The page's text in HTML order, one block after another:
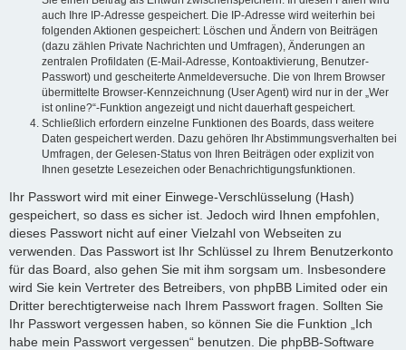
auch Ihre IP-Adresse gespeichert. Die IP-Adresse wird weiterhin bei
folgenden Aktionen gespeichert: Löschen und Ändern von Beiträgen
(dazu zählen Private Nachrichten und Umfragen), Änderungen an
zentralen Profildaten (E-Mail-Adresse, Kontoaktivierung, Benutzer-
Passwort) und gescheiterte Anmeldeversuche. Die von Ihrem Browser
übermittelte Browser-Kennzeichnung (User Agent) wird nur in der „Wer
ist online?“-Funktion angezeigt und nicht dauerhaft gespeichert.
Schließlich erfordern einzelne Funktionen des Boards, dass weitere
Daten gespeichert werden. Dazu gehören Ihr Abstimmungsverhalten bei
Umfragen, der Gelesen-Status von Ihren Beiträgen oder explizit von
Ihnen gesetzte Lesezeichen oder Benachrichtigungsfunktionen.
Ihr Passwort wird mit einer Einwege-Verschlüsselung (Hash)
gespeichert, so dass es sicher ist. Jedoch wird Ihnen empfohlen,
dieses Passwort nicht auf einer Vielzahl von Webseiten zu
verwenden. Das Passwort ist Ihr Schlüssel zu Ihrem Benutzerkonto
für das Board, also gehen Sie mit ihm sorgsam um. Insbesondere
wird Sie kein Vertreter des Betreibers, von phpBB Limited oder ein
Dritter berechtigterweise nach Ihrem Passwort fragen. Sollten Sie
Ihr Passwort vergessen haben, so können Sie die Funktion „Ich
habe mein Passwort vergessen“ benutzen. Die phpBB-Software